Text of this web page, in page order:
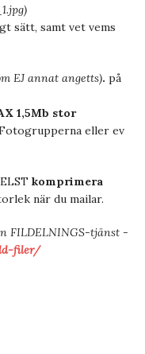
sätt, samt vet vems
EJ annat angetts). på
1,5Mb stor
eller ev
komprimera
när du mailar.
FILDELNINGS-tjänst -
filer/